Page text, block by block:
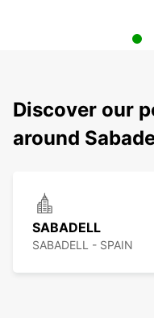
Discover our
around
SABADELL
SABADELL - SPAIN